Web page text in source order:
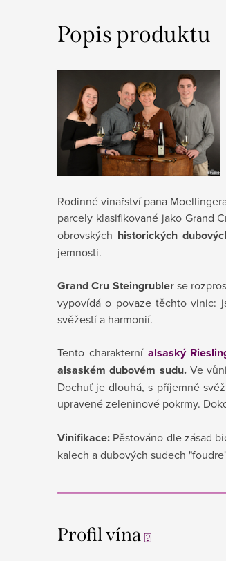
Popis produktu
Rodinné vinařství pana
parcely klasifikované jako Grand
obrovských historických
jemnosti.
Grand Cru Steingrublerse
vypovídá o povaze těchto vinic:
svěžestí a harmonií.
Tento charakterní alsaský
alsaském dubovém sudu.Ve
Dochuť je dlouhá, s příjemně
upravené zeleninové pokrmy.
Vinifikace: Pěstováno dle zásad
kalech a dubových sudech
Profil vína ⍰